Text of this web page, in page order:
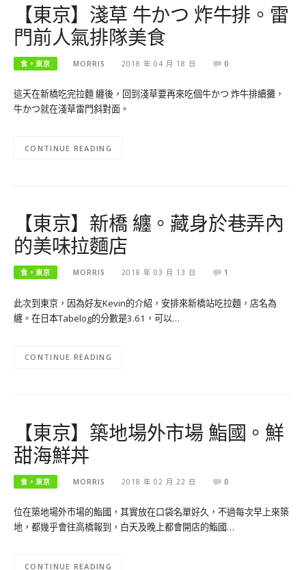
【東京】淺草 牛かつ 炸牛排。雷
門前人氣排隊美食
食。東京 MORRIS 2018 年 04 月 18 日 0
這天在新橋吃完拉麵 纏後，回到淺草要再來吃個牛かつ 炸牛排續攤，
牛かつ就在淺草雷門斜對面。
CONTINUE READING
【東京】新橋 纏。藏身於巷弄內
的美味拉麵店
食。東京 MORRIS 2018 年 03 月 13 日 1
此次到東京，因為好友Kevin的介紹，安排來新橋站吃拉麵，店名為
纏。在日本Tabelog的分數是3.61，可以…
CONTINUE READING
【東京】築地場外市場 鮨國。鮮
甜海鮮丼
食。東京 MORRIS 2018 年 02 月 22 日 0
位在築地場外市場的鮨國，其實放在口袋名單好久，不過每次早上來築
地，都幾乎會往高橋報到，白天及晚上都會開店的鮨國…
CONTINUE READING